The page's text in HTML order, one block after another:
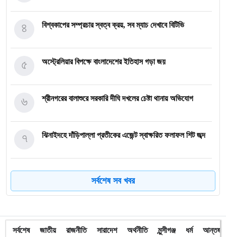
বিশ্বকাপের সম্প্রচার স্বত্ব ক্রয়, সব ম্যাচ দেখাবে বিটিভি
৪
অস্ট্রেলিয়ার বিপক্ষে বাংলাদেশের ইতিহাস গড়া জয়
৫
শ্রীনগরের বালাশুরে সরকারি দীঘি দখলের চেষ্টা থানায় অভিযোগ
৬
ঝিনাইদহে দাঁড়িপাল্লা প্রতীকের এজেন্ট স্বাক্ষরিত ফলাফল শিট জব্দ
৭
ত্রয়োদশ জাতীয় নির্বাচন, শান্তিপূর্ণ ও নিরপেক্ষ হোক
৮
হামলা বিএনপি নেতাকর্মীদের
সর্বশেষ সব খবর
সর্বশেষ জাতীয় রাজনীতি সারাদেশ অর্থনীতি মুন্সীগঞ্জ ধর্ম